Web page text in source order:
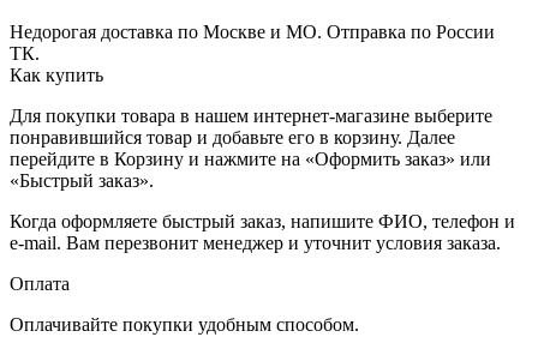
Недорогая доставка по Москве и МО. Отправка по России
ТК.
Как купить
Для покупки товара в нашем интернет-магазине выберите
понравившийся товар и добавьте его в корзину. Далее
перейдите в Корзину и нажмите на «Оформить заказ» или
«Быстрый заказ».
Когда оформляете быстрый заказ, напишите ФИО, телефон и
e-mail. Вам перезвонит менеджер и уточнит условия заказа.
Оплата
Оплачивайте покупки удобным способом.